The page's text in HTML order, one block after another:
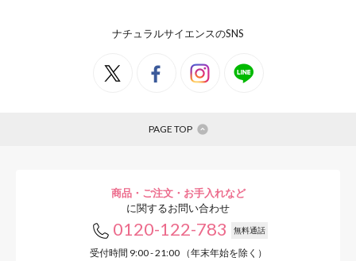
ナチュラルサイエンスのSNS
PAGE TOP
商品・ご注文・お手入れなど
に関するお問い合わせ
0120-122-783 無料通話
受付時間 9:00 - 21:00 （年末年始を除く）